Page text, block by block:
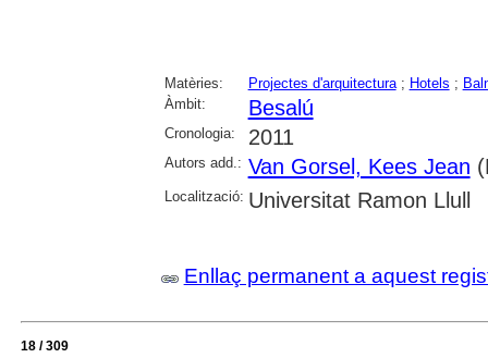
Matèries: Projectes d'arquitectura; Hotels ;
Àmbit:
Besalú
Cronologia: 2011
Autors add.: Van Gorsel, Kees Jean
Localització: Universitat Ramon Llull
Enllaç permanent a aquest
18 / 309